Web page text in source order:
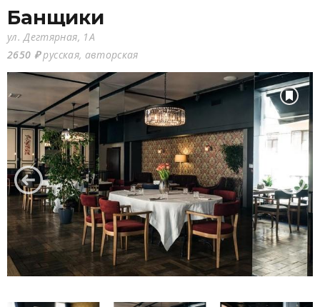
Банщики
ул. Дегтярная, 1А
2650 ₽русская, авторская